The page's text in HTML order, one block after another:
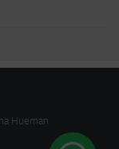
Hueman